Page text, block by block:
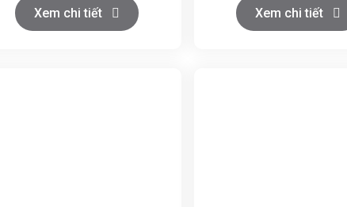
Xem chi tiết Xem chi tiết